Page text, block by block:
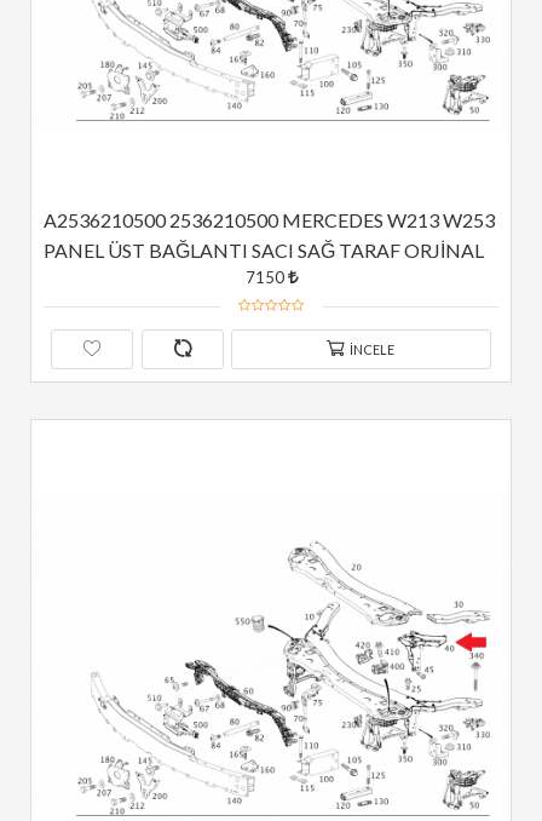
A2536210500 2536210500 MERCEDES W213 W253
PANEL ÜST BAĞLANTI SACI SAĞ TARAF ORJİNAL
7150
İNCELE